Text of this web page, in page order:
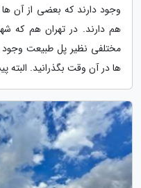
وجود دارند که بعضی از آن
هم دارند. در تهران هم که
مختلفی نظیر پل طبیعت وجود
ها در آن وقت بگذرانید. البته